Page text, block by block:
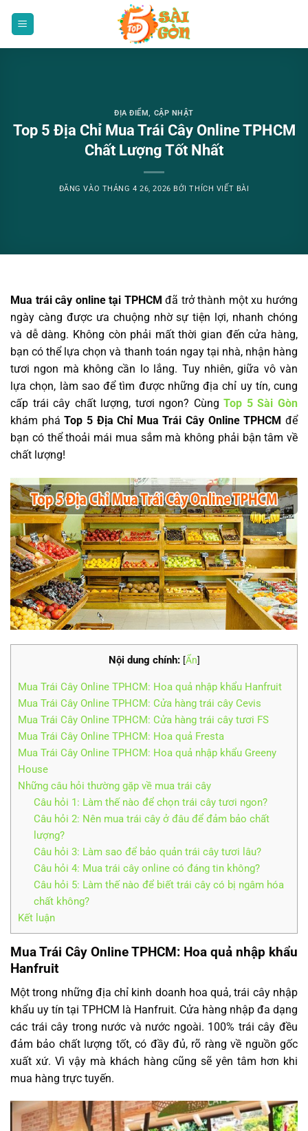
ĐỊA ĐIỂM, CẬP NHẬT
Top 5 Địa Chỉ Mua Trái Cây Online TPHCM
Chất Lượng Tốt Nhất
ĐĂNG VÀO THÁNG 4 26, 2026 BỞITHÍCH VIẾT BÀI
Mua trái cây online tại TPHCM đã trở thành một xu hướng
ngày càng được ưa chuộng nhờ sự tiện lợi, nhanh chóng
và dễ dàng. Không còn phải mất thời gian đến cửa hàng,
bạn có thể lựa chọn và thanh toán ngay tại nhà, nhận hàng
tươi ngon mà không cần lo lắng. Tuy nhiên, giữa vô vàn
lựa chọn, làm sao để tìm được những địa chỉ uy tín, cung
cấp trái cây chất lượng, tươi ngon? CùngTop 5 Sài Gòn
khám pháTop 5 Địa Chỉ Mua Trái Cây Online TPHCM để
bạn có thể thoải mái mua sắm mà không phải bận tâm về
chất lượng!
Nội dung chính: [Ẩn]
Mua Trái Cây Online TPHCM: Hoa quả nhập khẩu Hanfruit
Mua Trái Cây Online TPHCM: Cửa hàng trái cây Cevis
Mua Trái Cây Online TPHCM: Cửa hàng trái cây tươi FS
Mua Trái Cây Online TPHCM: Hoa quả Fresta
Mua Trái Cây Online TPHCM: Hoa quả nhập khẩu Greeny
House
Những câu hỏi thường gặp về mua trái cây
Câu hỏi 1: Làm thế nào để chọn trái cây tươi ngon?
Câu hỏi 2: Nên mua trái cây ở đâu để đảm bảo chất
lượng?
Câu hỏi 3: Làm sao để bảo quản trái cây tươi lâu?
Câu hỏi 4: Mua trái cây online có đáng tin không?
Câu hỏi 5: Làm thế nào để biết trái cây có bị ngâm hóa
chất không?
Kết luận
Mua Trái Cây Online TPHCM: Hoa quả nhập khẩu
Hanfruit
Một trong những địa chỉ kinh doanh hoa quả, trái cây nhập
khẩu uy tín tại TPHCM là Hanfruit. Cửa hàng nhập đa dạng
các trái cây trong nước và nước ngoài. 100% trái cây đều
đảm bảo chất lượng tốt, có đầy đủ, rõ ràng về nguồn gốc
xuất xứ. Vì vậy mà khách hàng cũng sẽ yên tâm hơn khi
mua hàng trực tuyến.